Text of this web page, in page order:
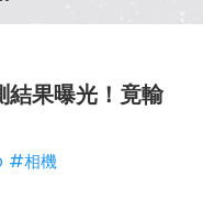
結果曝光！竟輸
#相機